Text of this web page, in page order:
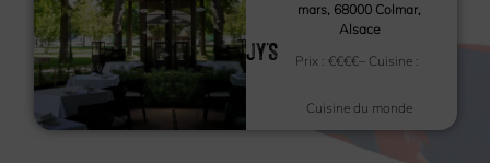
JY'S
mars, 68000 Colmar,
Alsace
Prix :€€€€– Cuisine :
Cuisine du monde